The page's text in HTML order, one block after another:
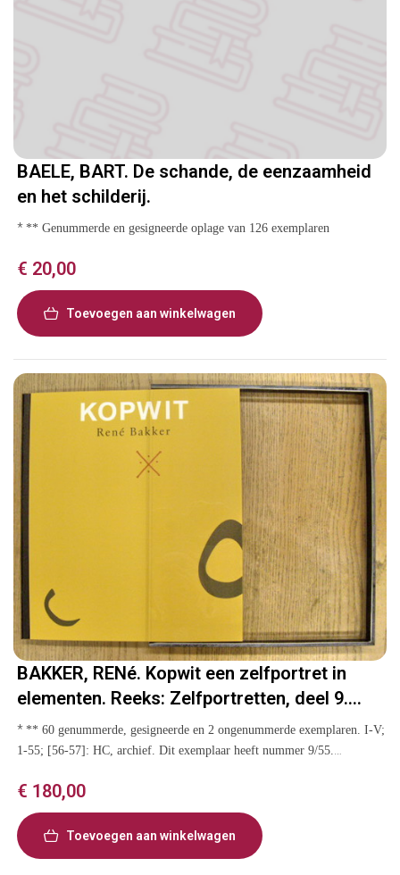
BAELE, BART. De schande, de eenzaamheid
en het schilderij.
* ** Genummerde en gesigneerde oplage van 126 exemplaren
€ 20,00
Toevoegen aan winkelwagen
BAKKER, RENé. Kopwit een zelfportret in
elementen. Reeks: Zelfportretten, deel 9.
Atalanta Pers uitgave 72.
* ** 60 genummerde, gesigneerde en 2 ongenummerde exemplaren. I-V;
1-55; [56-57]: HC, archief. Dit exemplaar heeft nummer 9/55.
€ 180,00
Toevoegen aan winkelwagen